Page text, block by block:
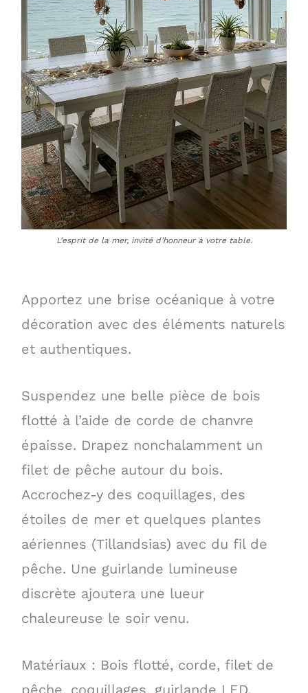
L’esprit de la mer, invité d’honneur à votre table.
Apportez une brise océanique à votre
décoration avec des éléments naturels
et authentiques.
Suspendez une belle pièce de bois
flotté à l’aide de corde de chanvre
épaisse. Drapez nonchalamment un
filet de pêche autour du bois.
Accrochez-y des coquillages, des
étoiles de mer et quelques plantes
aériennes (Tillandsias) avec du fil de
pêche. Une guirlande lumineuse
discrète ajoutera une lueur
chaleureuse le soir venu.
Matériaux : Bois flotté, corde, filet de